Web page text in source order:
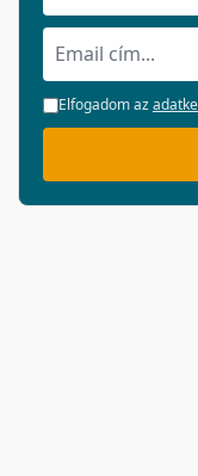
Elfogadom az